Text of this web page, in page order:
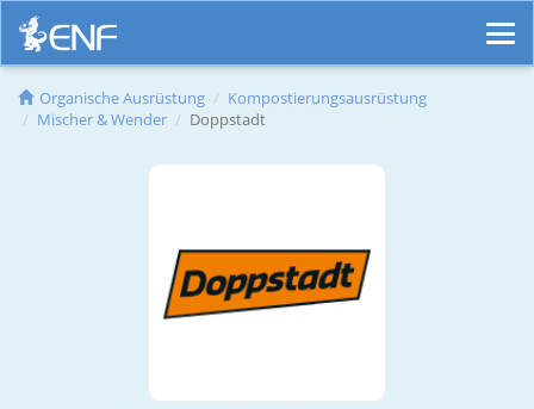
Organische Ausrüstung
Kompostierungsausrüstung
Mischer & Wender
Doppstadt